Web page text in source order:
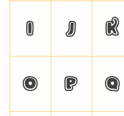
i j k
o p q